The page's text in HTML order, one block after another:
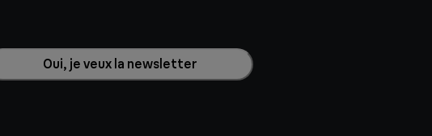
Oui, je veux la newsletter